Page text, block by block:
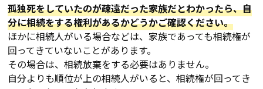
孤独死をしていたのが疎遠だった家族だとわかったら、自
分に相続をする権利があるかどうかご確認ください。
ほかに相続人がいる場合などは、家族であっても相続権が
回ってきていないことがあります。
その場合は、相続放棄をする必要はありません。
自分よりも順位が上の相続人がいると、相続権が回ってき